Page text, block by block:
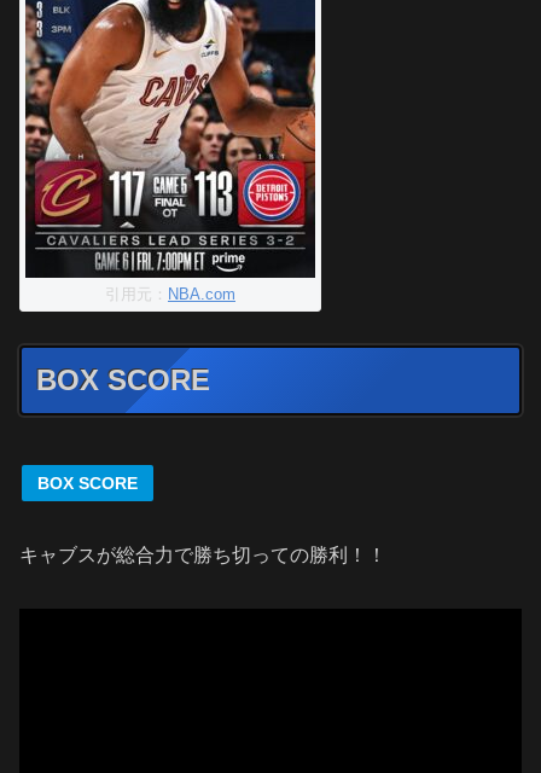
引用元： NBA.com
BOX SCORE
BOX SCORE
キャブスが総合力で勝ち切っての勝利！！